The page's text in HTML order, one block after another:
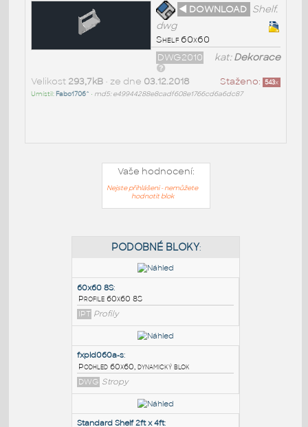
◄ DOWNLOAD Shelf.
dwg
Shelf 60x60
kat:Dekorace
DWG2010
Staženo: 543x
Velikost 293,7kB• ze dne 03.12.2018
Umístil: Fabo1706^ • md5: e49944288e8cadf608e1766cd6a6dc87
Vaše hodnocení:
Nejste přihlášeni - nemůžete
hodnotit blok
PODOBNÉ BLOKY
60x60 8S
Profile 60x60 8S
IPT Profily